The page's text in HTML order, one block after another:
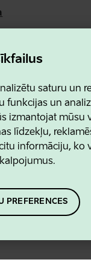
saturu un
funkcijas un
izmantojat mūsu
līdzekļu,
informāciju, ko
PREFERENCES
and Innovation